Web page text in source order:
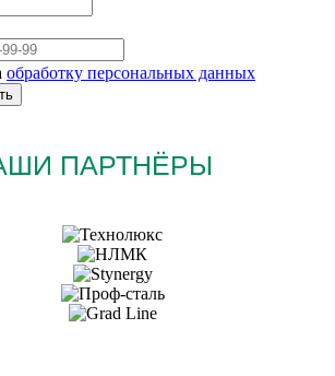
обработку персональных данных
ПАРТНЁРЫ